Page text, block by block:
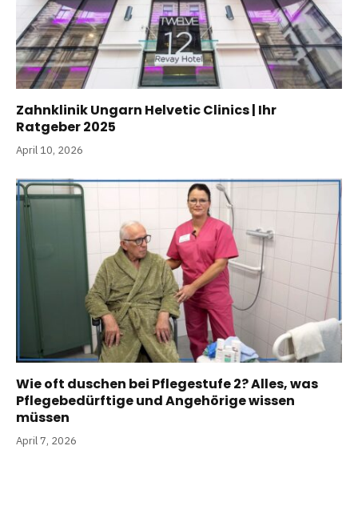
Zahnklinik Ungarn Helvetic Clinics | Ihr
Ratgeber 2025
April 10, 2026
Wie oft duschen bei Pflegestufe 2? Alles, was
Pflegebedürftige und Angehörige wissen
müssen
April 7, 2026